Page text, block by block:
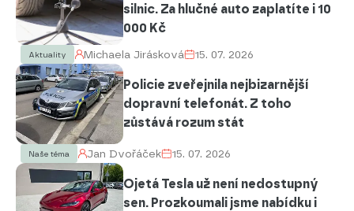
silnic. Za hlučné auto zaplatíte i 10
000 Kč
Aktuality Michaela Jirásková 15. 07. 2026
Policie zveřejnila nejbizarnější
dopravní telefonát. Z toho
zůstává rozum stát
Naše téma Jan Dvořáček 15. 07. 2026
Ojetá Tesla už není nedostupný
sen. Prozkoumali jsme nabídku i